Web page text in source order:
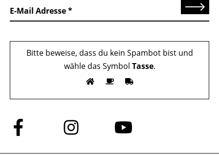
E-Mail Adresse Senden
Bitte beweise, dass du kein Spambot bist und
wähle das Symbol Tasse.
Folge
uns
auf
Folge
uns
auf
Folge
auf